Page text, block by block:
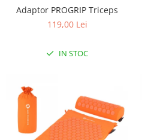
Adaptor PROGRIP Triceps
119,00 Lei
IN STOC